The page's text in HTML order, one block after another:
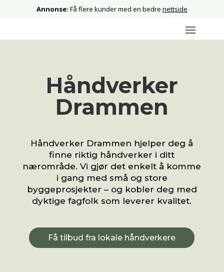
Annonse: Få flere kunder med en bedre nettside
Håndverker
Drammen
Håndverker Drammen hjelper deg å
finne riktig håndverker i ditt
nærområde. Vi gjør det enkelt å komme
i gang med små og store
byggeprosjekter – og kobler deg med
dyktige fagfolk som leverer kvalitet.
Få tilbud fra lokale håndverkere